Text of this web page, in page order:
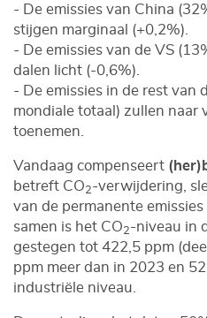
- De emissies van China
stijgen marginaal (+0,2%).
- De emissies van de VS
dalen licht (-0,6%).
- De emissies in de rest van
mondiale totaal) zullen naar
toenemen.
Vandaag compenseert
betreft CO2-verwijdering,
van de permanente
samen is het CO2-niveau in
gestegen tot 422,5 ppm
ppm meer dan in 2023 en
industriële niveau.